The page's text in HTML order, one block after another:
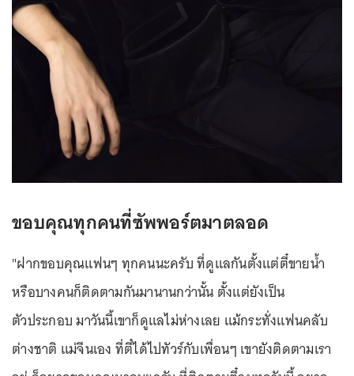
ขอบคุณทุกคนที่ซัพพอร์ตมาตลอด
"ฝากขอบคุณแฟนๆ ทุกคนนะครับ ที่ดูแลกันตั้งแต่ตี๋ขายน้ำ
หรือบางคนก็ติดตามกันมานานกว่านั้น ตั้งแต่ยังเป็น
ตัวประกอบ มาวันนี้เขาก็ดูแลไม่ห่างเลย แม้กระทั่งแฟนคลับ
ต่างชาติ แม่จีนเอง ที่ตี๋ได้ไปทัวร์กับเพื่อนๆ เขายังติดตามเรา